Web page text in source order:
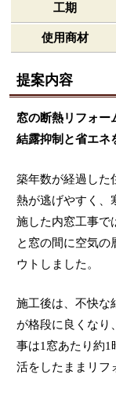
工期
使用商材
提案内容
窓の断熱リフォー
結露抑制と省エネ
築年数が経過した
熱が逃げやすく、
施した内窓工事で
と窓の間に空気の
ウトしました。
施工後は、不快な
が格段に良くなり
事は1窓あたり約1
活をしたままリフ